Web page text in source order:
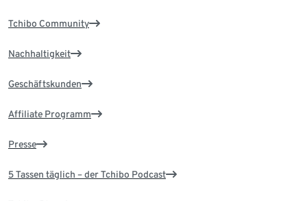
Tchibo Community
Nachhaltigkeit
Geschäftskunden
Affiliate Programm
Presse
5 Tassen täglich – der Tchibo Podcast